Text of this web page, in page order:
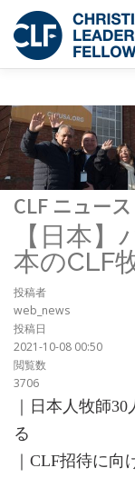
団体概要
C-YA JAPAN
オピニオン
CLF ニュース
【日本
本のCLF
投稿者
web_news
投稿日
2021-10-08 00:50
閲覧数
3706
｜日本人牧師
る
｜CLF招待に